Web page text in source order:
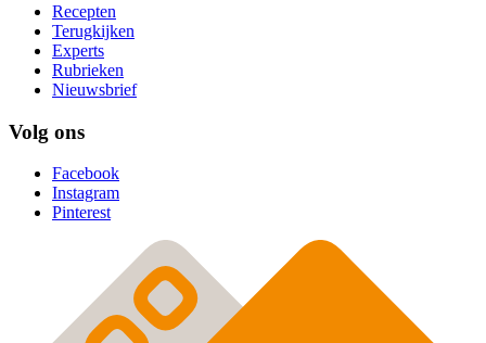
Recepten
Terugkijken
Experts
Rubrieken
Nieuwsbrief
Volg ons
Facebook
Instagram
Pinterest